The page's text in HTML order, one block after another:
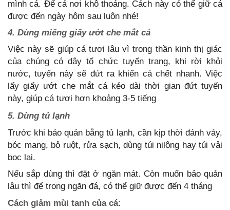
mình cá. Để cá nơi khô thoáng. Cách này có thể giữ cá
được đến ngày hôm sau luôn nhé!
4. Dùng miếng giấy ướt che mắt cá
Việc này sẽ giúp cá tươi lâu vì trong thần kinh thị giác
của chúng có dây tổ chức tuyến trạng, khi rời khỏi
nước, tuyến này sẽ đứt ra khiến cá chết nhanh. Việc
lấy giấy ướt che mắt cá kéo dài thời gian đứt tuyến
này, giúp cá tươi hơn khoảng 3-5 tiếng
5. Dùng tủ lạnh
Trước khi bảo quản bằng tủ lạnh, cần kịp thời đánh vảy,
bóc mang, bỏ ruột, rửa sạch, dùng túi nilông hay túi vải
bọc lại.
Nếu sắp dùng thì đặt ở ngăn mát. Còn muốn bảo quản
lâu thì để trong ngăn đá, có thể giữ được đến 4 tháng
Cách giảm mùi tanh của cá: